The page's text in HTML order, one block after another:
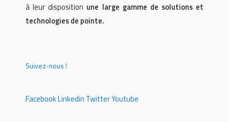
à leur disposition une large gamme de solutions et
technologies de pointe.
Suivez-nous !
FacebookLinkedin TwitterYoutube